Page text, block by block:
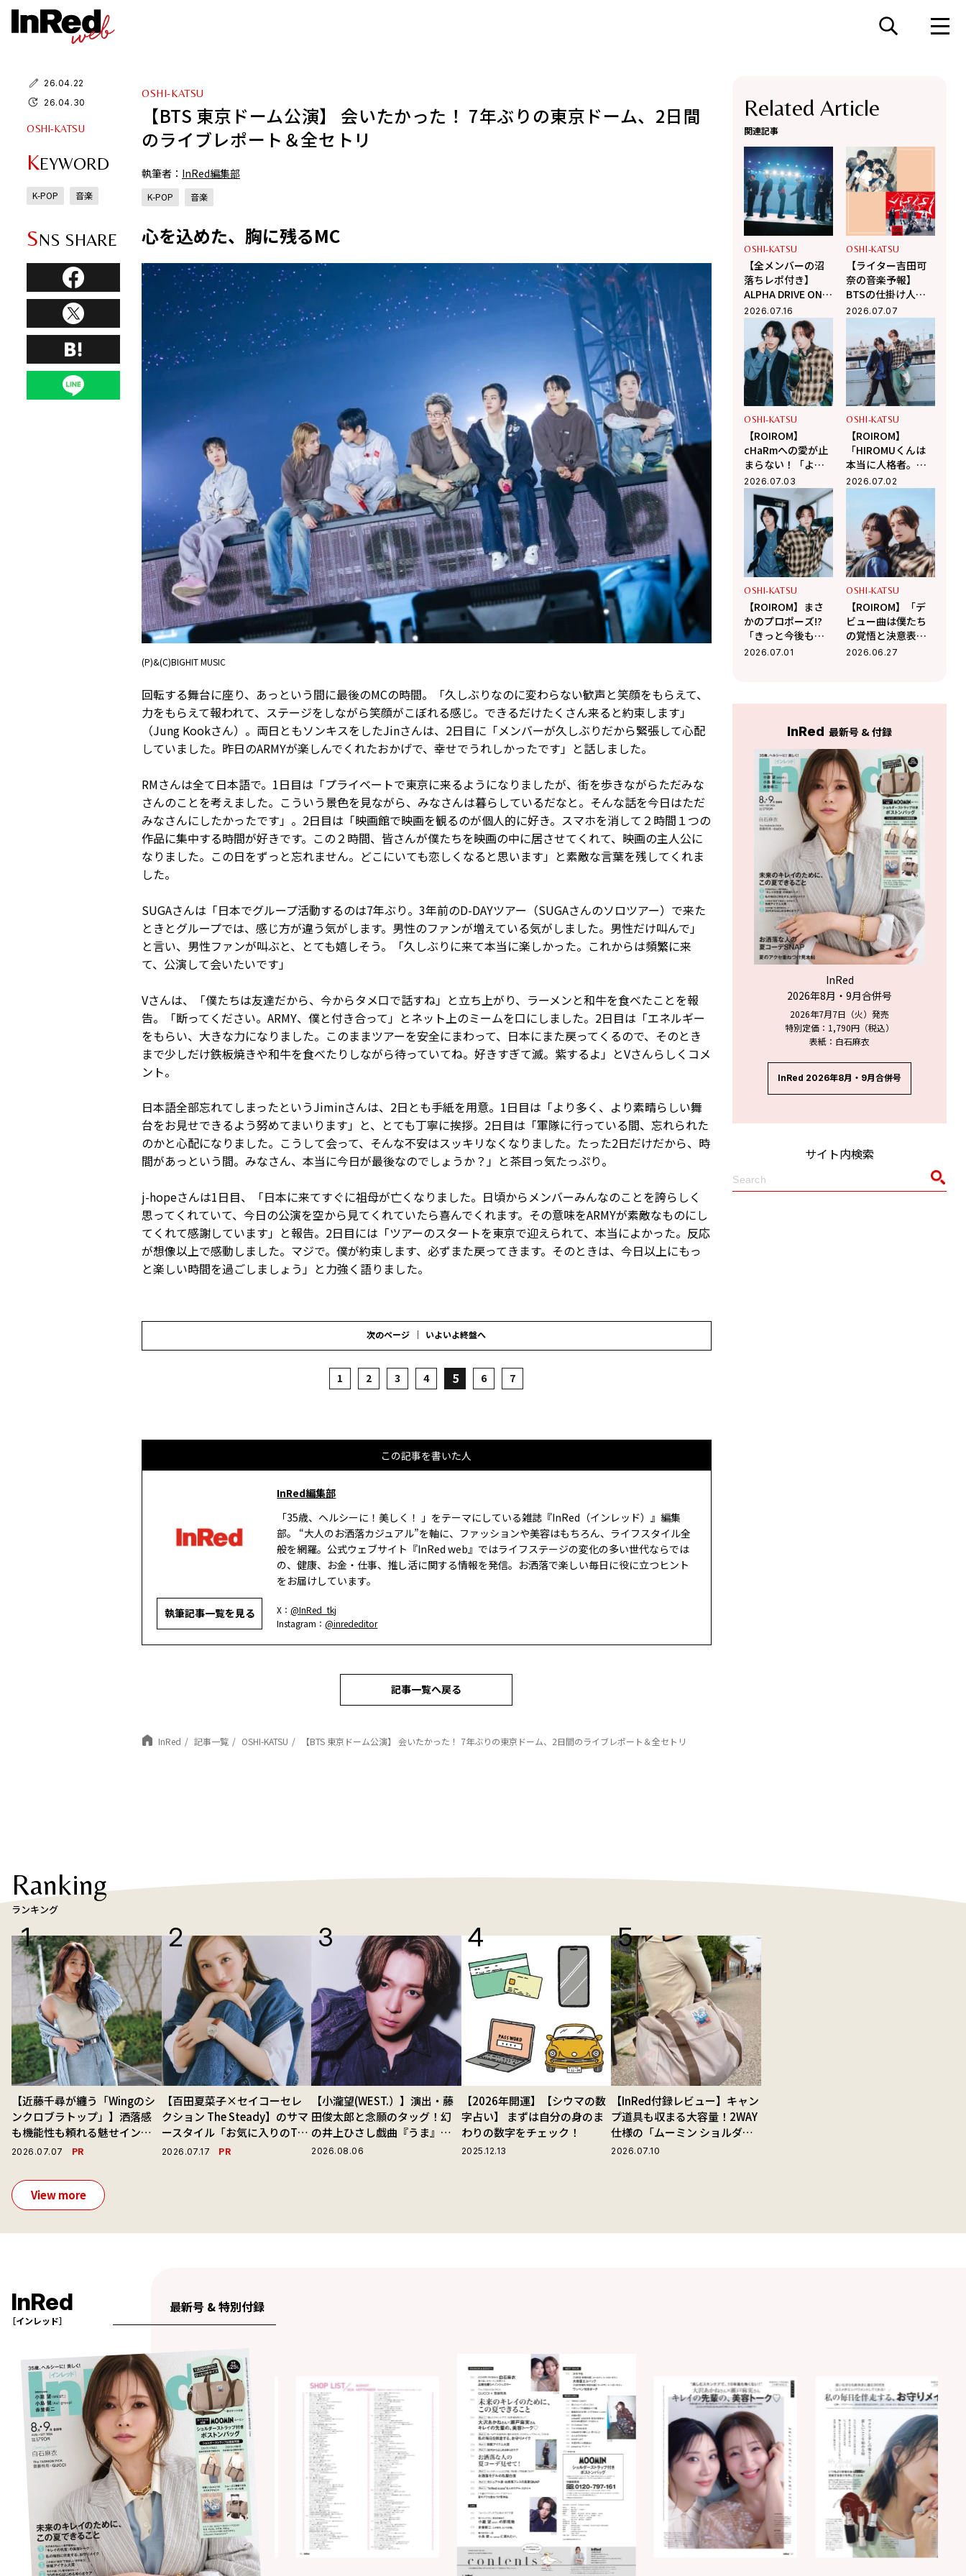
OSHI-KATSU
【BTS 東京ドーム公演】 会いたかった！ 7年ぶりの東京ドーム、2日間
のライブレポート＆全セトリ
執筆者： InRed編集部
K-POP 音楽
心を込めた、胸に残るMC
(P)&(C)BIGHIT MUSIC
回転する舞台に座り、あっという間に最後のMCの時間。「久しぶりなのに変わらない歓声と笑顔をもらえて、
力をもらえて報われて、ステージをしながら笑顔がこぼれる感じ。できるだけたくさん来ると約束します」
（Jung Kookさん）。両日ともソンキスをしたJinさんは、2日目に「メンバーが久しぶりだから緊張して心配
していました。昨日のARMYが楽しんでくれたおかげで、幸せでうれしかったです」と話しました。
RMさんは全て日本語で。1日目は「プライベートで東京に来るようになりましたが、街を歩きながらただみな
さんのことを考えました。こういう景色を見ながら、みなさんは暮らしているだなと。そんな話を今日はただ
みなさんにしたかったです」。2日目は「映画館で映画を観るのが個人的に好き。スマホを消して２時間１つの
作品に集中する時間が好きです。この２時間、皆さんが僕たちを映画の中に居させてくれて、映画の主人公に
なりました。この日をずっと忘れません。どこにいても恋しくなると思います」と素敵な言葉を残してくれま
した。
SUGAさんは「日本でグループ活動するのは7年ぶり。3年前のD-DAYツアー（SUGAさんのソロツアー）で来た
ときとグループでは、感じ方が違う気がします。男性のファンが増えている気がしました。男性だけ叫んで」
と言い、男性ファンが叫ぶと、とても嬉しそう。「久しぶりに来て本当に楽しかった。これからは頻繁に来
て、公演して会いたいです」
Vさんは、「僕たちは友達だから、今からタメ口で話すね」と立ち上がり、ラーメンと和牛を食べたことを報
告。「断ってください。ARMY、僕と付き合って」とネット上のミームを口にしました。2日目は「エネルギー
をもらい、大きな力になりました。このままツアーを安全にまわって、日本にまた戻ってくるので、そのとき
まで少しだけ鉄板焼きや和牛を食べたりしながら待っていてね。好きすぎて滅。紫するよ」とVさんらしくコメ
ント。
日本語全部忘れてしまったというJiminさんは、2日とも手紙を用意。1日目は「より多く、より素晴らしい舞
台をお見せできるよう努めてまいります」と、とても丁寧に挨拶。2日目は「軍隊に行っている間、忘れられた
のかと心配になりました。こうして会って、そんな不安はスッキリなくなりました。たった2日だけだから、時
間があっという間。みなさん、本当に今日が最後なのでしょうか？」と茶目っ気たっぷり。
j-hopeさんは1日目、「日本に来てすぐに祖母が亡くなりました。日頃からメンバーみんなのことを誇らしく
思ってくれていて、今日の公演を空から見てくれていたら喜んでくれます。その意味をARMYが素敵なものにし
てくれて感謝しています」と報告。2日目には「ツアーのスタートを東京で迎えられて、本当によかった。反応
が想像以上で感動しました。マジで。僕が約束します、必ずまた戻ってきます。そのときは、今日以上にもっ
と楽しい時間を過ごしましょう」と力強く語りました。
次のページ いよいよ終盤へ
1 2 3 4 5 6 7
この記事を書いた人
執筆記事一覧を見る
InRed編集部
「35歳、ヘルシーに！美しく！ 」をテーマにしている雑誌『InRed（インレッド）』編集
部。 “大人のお洒落カジュアル”を軸に、ファッションや美容はもちろん、ライフスタイル全
般を網羅。公式ウェブサイト『InRed web』ではライフステージの変化の多い世代ならでは
の、健康、お金・仕事、推し活に関する情報を発信。お洒落で楽しい毎日に役に立つヒント
をお届けしています。
X：@InRed_tkj
Instagram：@inrededitor
記事一覧へ戻る
InRed 記事一覧 OSHI-KATSU 【BTS 東京ドーム公演】 会いたかった！ 7年ぶりの東京ドーム、2日間のライブレポート＆全セトリ
26.04.22
26.04.30
OSHI-KATSU
KEYWORD
K-POP 音楽
SNS SHARE
Related Article
関連記事
OSHI-KATSU
【全メンバーの沼
落ちレポ付き】
ALPHA DRIVE ONE
の日本初ファンコ
ンの熱狂をプレイ
バック！
2026.07.16
OSHI-KATSU
【ライター吉田可
奈の音楽予報】
BTSの仕掛け人が
放つVIBY、過酷な
オーディションを
勝ち抜いたH//PE
Princess。次世代
の主役たちがつい
にデビュー！
2026.07.07
OSHI-KATSU
【ROIROM】
cHaRmへの愛が止
まらない！「より
心の距離が近いア
ーティストに」未
来の展望＆ROIの忘
れ物事件
2026.07.03
OSHI-KATSU
【ROIROM】
「HIROMUくんは
本当に人格者。僕
もこういう大人に
へのリスペクト、
パワーの源、秘密
の流行語を告白！
2026.07.02
OSHI-KATSU
【ROIROM】まさ
かのプロポーズ!?
「きっと今後も、
老後も、長い間ROI
い言葉とは？
2026.07.01
OSHI-KATSU
【ROIROM】「デ
ビュー曲は僕たち
の覚悟と決意表
明」『CLASSIC
いを二人が語る
2026.06.27
InRed 最新号 & 付録
InRed
2026年8月・9月合併号
2026年7月7日（火）発売
特別定価：1,790円（税込）
表紙：白石麻衣
InRed 2026年8月・9月合併号
サイト内検索
Ranking
ランキング
【近藤千尋が纏う「Wingのシ
ンクロブラトップ」】洒落感
も機能性も頼れる魅せインナ
ーで毎日を心地よくアプデ！
2026.07.07 PR
【百田夏菜子×セイコーセレ
クション The Steady】のサマ
ースタイル「お気に入りのTシ
ャツと最高の時計と。」
2026.07.17 PR
【小瀧望(WEST.）】演出・藤
田俊太郎と念願のタッグ！幻
の井上ひさし戯曲『うま』で
演じる“爽快な悪人”の魅力と
2026.08.06
【2026年開運】【シウマの数
字占い】 まずは自分の身のま
わりの数字をチェック！
2025.12.13
【InRed付録レビュー】キャン
プ道具も収まる大容量！2WAY
仕様の「ムーミン ショルダー
ストラップ付きボストンバッ
2026.07.10
View more
InRed
［インレッド］
最新号 & 特別付録